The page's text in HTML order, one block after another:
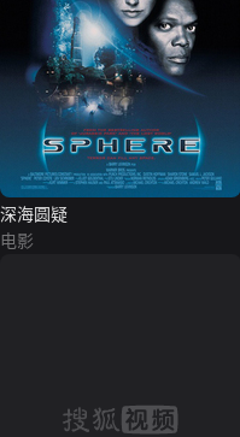
深海圆疑
电影